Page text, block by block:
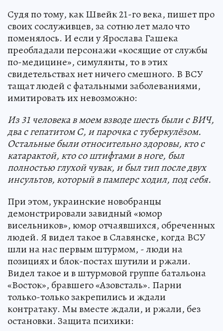
Судя по тому, как Швейк 21-го века, пишет про
своих сослуживцев, за сотню лет мало что
поменялось. И если у Ярослава Гашека
преобладали персонажи «косящие от службы
по-медицине», симулянты, то в этих
свидетельствах нет ничего смешного. В ВСУ
тащат людей с фатальными заболеваниями,
имитировать их невозможно:
Из 31 человека в моем взводе шесть были с ВИЧ,
два с гепатитом С, и парочка с туберкулёзом.
Остальные были относительно здоровы, кто с
катарактой, кто со штифтами в ноге, был
полностью глухой чувак, и был тип после двух
инсультов, который в памперс ходил, под себя.
При этом, украинские новобранцы
демонстрировали завидный «юмор
висельников», юмор отчаявшихся, обреченных
людей. Я видел такое в Славянске, когда ВСУ
шли на нас первым штурмом, - люди на
позициях и блок-постах шутили и ржали.
Видел такое и в штурмовой группе батальона
«Восток», бравшего «Азовсталь». Парни
только-только закрепились и ждали
контратаку. Мы вместе ждали, и ржали, без
остановки. Защита психики: